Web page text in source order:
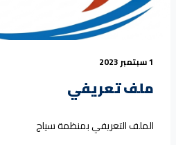
1 سبتمبر 2023
ملف تعريفي
الملف التعريفي بمنظمة سياج